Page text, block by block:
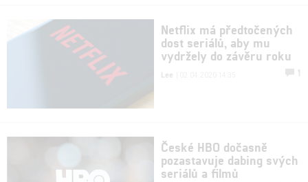
Netflix má předtočených
dost seriálů, aby mu
vydržely do závěru roku
Lee 1
České HBO dočasně
pozastavuje dabing svých
seriálů a filmů